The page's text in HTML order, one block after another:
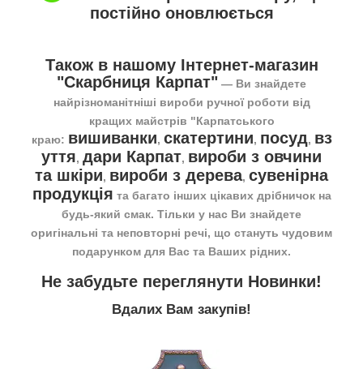
постійно оновлюється
Також в нашому Інтернет-магазин
"Скарбниця Карпат" ― Ви знайдете
найрізноманітніші вироби ручної роботи від
кращих майстрів "Карпатського
краю: вишиванки, скатертини, посуд, вз
уття, дари Карпат, вироби з овчини
та шкіри, вироби з дерева, сувенірна
продукція та багато інших цікавих дрібничок на
будь-який смак. Тільки у нас Ви знайдете
оригінальні та неповторні речі, що стануть чудовим
подарунком для Вас та Ваших рідних.
Не забудьте переглянути Новинки!
Вдалих Вам закупів!